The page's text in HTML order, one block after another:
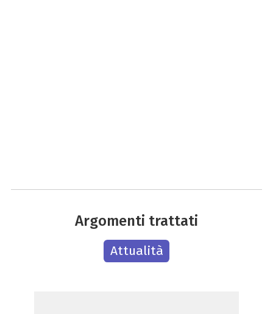
Argomenti trattati
Attualità